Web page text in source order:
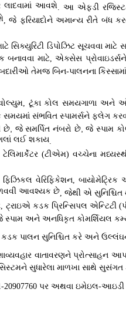
લાદવામાં આવશે.આ એફડી
,જે ફરિયાદોને અમાન્ય રીતે બંધ
સિક્યુરિટી ડિપોઝિટ સૂચવવા માટે
માટે,એક્સેસ પ્રોવાઇડર્સને
તેમજ બિન-પાલનના
, ટૂંકા કોલ સમયગાળા અને
સંભવિત સ્પામર્સને ફ્લેગ
છે, જે સમર્પિત નંબરો છે, જે સ્પામ
લઈ શકાય.
(ટીએમ) વચ્ચેના
ફિઝિકલ વેરિફિકેશન,
આવશ્યક છે, જેથી એ
, ટ્રાઇએ કડક પ્રિન્સિપલ એન્ટિટી (
સ્પામ અને અનધિકૃત કોમર્શિયલ
પાલન સુનિશ્ચિત કરે અને
વાતાવરણને પ્રોત્સાહન
સુધારેલા માળખા સાથે સુસંગત
20907760 પર અથવા ઇમેઇલ-આઇડી